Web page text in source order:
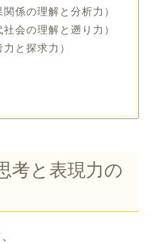
係の理解と分析力）
会の理解と遡り力）
と探求力）
考と表現力の